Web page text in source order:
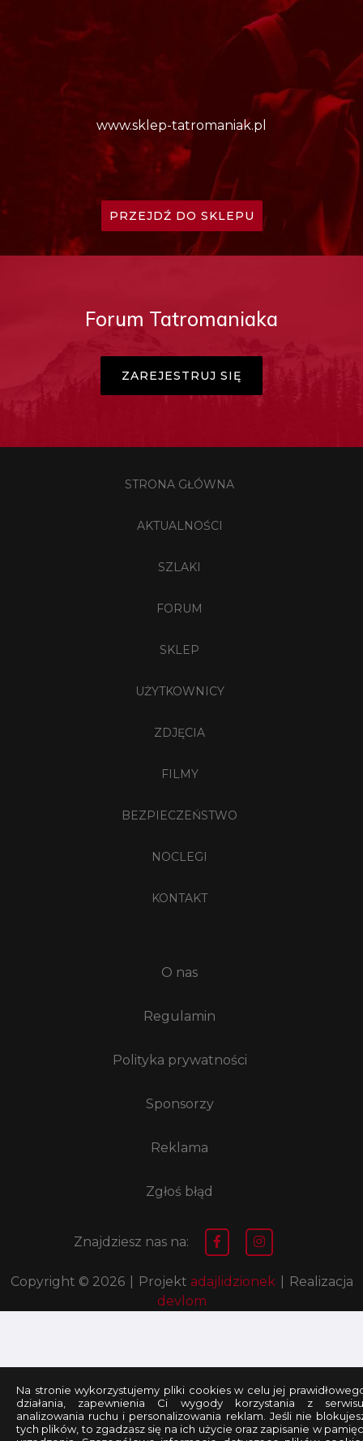
www.sklep-tatromaniak.pl
PRZEJDŹ DO SKLEPU
Forum Tatromaniaka
ZAREJESTRUJ SIĘ
STRONA GŁÓWNA
AKTUALNOŚCI
SZLAKI
FORUM
SKLEP
UŻYTKOWNICY
ZDJĘCIA
FILMY
BEZPIECZEŃSTWO
NOCLEGI
KONTAKT
O nas
Regulamin
Polityka prywatności
Sponsorzy
Reklama
Zgłoś błąd
Znajdziesz nas na:
Copyright © 2026 Projekt adajlidzionek
Realizacja
devlom
Na stronie wykorzystujemy pliki cookies w celu jej
działania, zapewnienia Ci wygody korzystania z
analizowania ruchu i personalizowania reklam. Jeśli nie
tych plików, to zgadzasz się na ich użycie oraz zapisanie w